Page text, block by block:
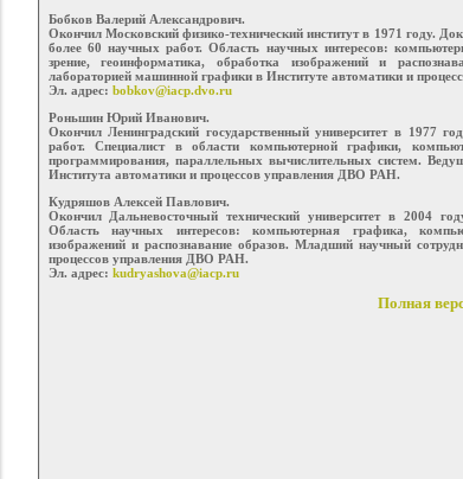
Бобков Валерий Александрович.
Окончил Московский физико-технический институт в 1971 году.
более 60 научных работ. Область научных интересов:
зрение, геоинформатика, обработка изображений и
лабораторией машинной графики в Институте автоматики и
Эл. адрес: bobkov@iacp.dvo.ru
Роньшин Юрий Иванович.
Окончил Ленинградский государственный университет в 1977
работ. Специалист в области компьютерной графики,
программирования, параллельных вычислительных систем.
Института автоматики и процессов управления ДВО РАН.
Кудряшов Алексей Павлович.
Окончил Дальневосточный технический университет в 2004
Область научных интересов: компьютерная графика,
изображений и распознавание образов. Младший научный
процессов управления ДВО РАН.
Эл. адрес: kudryashova@iacp.ru
Полная